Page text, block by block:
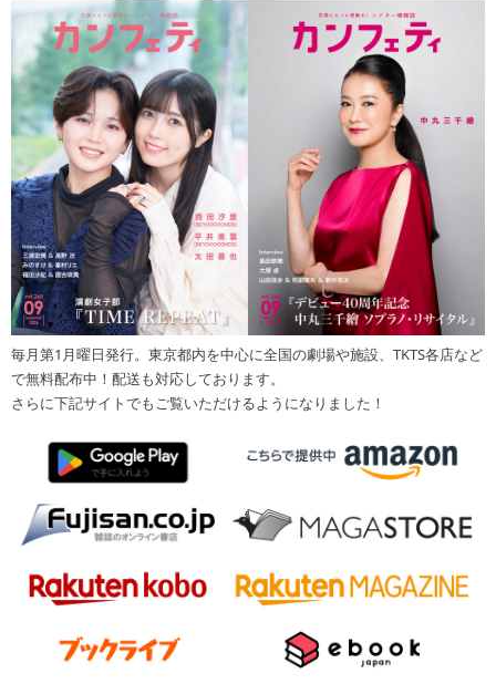
毎月第1月曜日発行。東京都内を中心に全国の劇場や施設、TKTS各店など
で無料配布中！配送も対応しております。
さらに下記サイトでもご覧いただけるようになりました！